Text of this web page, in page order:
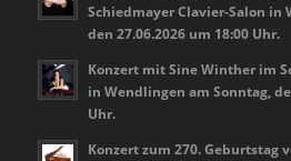
Schiedmayer Clavier-Salon in
den 27.06.2026 um 18:00 Uhr.
Konzert mit Sine Winther im
in Wendlingen am Sonntag,
Uhr.
Konzert zum 270. Geburtstag